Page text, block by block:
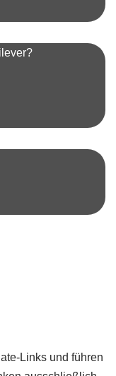
Links und führen